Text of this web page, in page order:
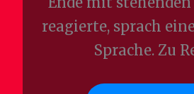
reagierte, sprach
Sprache. Zu